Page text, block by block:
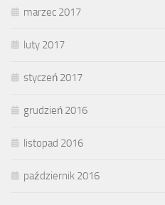
marzec 2017
luty 2017
styczeń 2017
grudzień 2016
listopad 2016
październik 2016